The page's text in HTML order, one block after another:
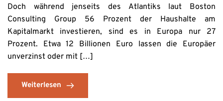
Doch während jenseits des Atlantiks laut Boston
Consulting Group 56 Prozent der Haushalte am
Kapitalmarkt investieren, sind es in Europa nur 27
Prozent. Etwa 12 Billionen Euro lassen die Europäer
unverzinst oder mit […]
Weiterlesen